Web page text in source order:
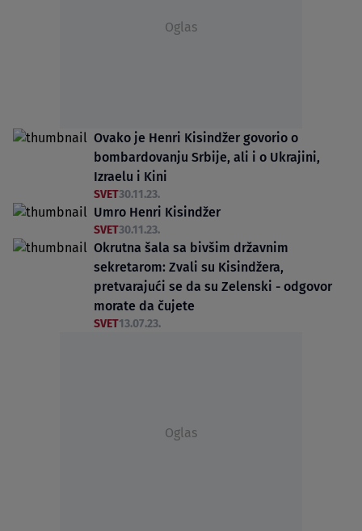
Oglas
Ovako je Henri Kisindžer govorio o
bombardovanju Srbije, ali i o Ukrajini,
Izraelu i Kini
SVET30.11.23.
Umro Henri Kisindžer
SVET30.11.23.
Okrutna šala sa bivšim državnim
sekretarom: Zvali su Kisindžera,
pretvarajući se da su Zelenski - odgovor
morate da čujete
SVET13.07.23.
Oglas